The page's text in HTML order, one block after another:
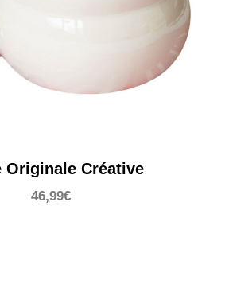
Originale Créative
46,99€